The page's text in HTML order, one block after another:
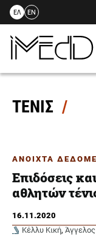
Skip
content
ΕΛ EN
ΤΕΝΙΣ
ΑΝΟΙΧΤΑ
Επιδόσεις
αθλητών
16.11.2020
Κέλλυ Κική,